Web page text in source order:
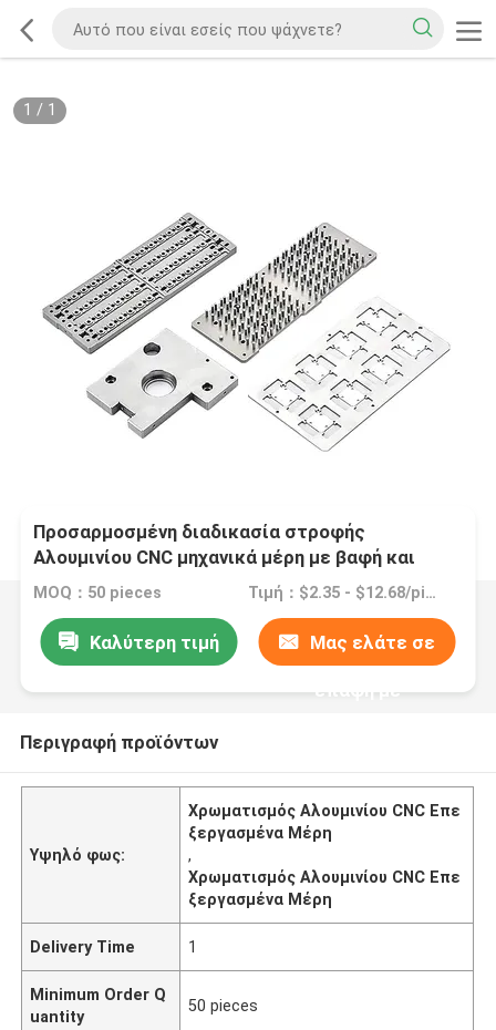
1 / 1
Προσαρμοσμένη διαδικασία στροφής
Αλουμινίου CNC μηχανικά μέρη με βαφή και
επικάλυψη
MOQ：50 pieces Τιμή：$2.35 - $12.68/pieces
Καλύτερη τιμή Μας ελάτε σε
επαφή με
Περιγραφή προϊόντων
Υψηλό φως:
Χρωματισμός Αλουμινίου CNC Επε
ξεργασμένα Μέρη
,
Χρωματισμός Αλουμινίου CNC Επε
ξεργασμένα Μέρη
Delivery Time 1
Minimum Order Q
uantity
50 pieces